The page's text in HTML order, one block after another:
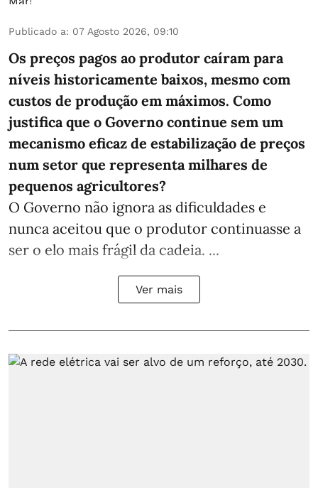
Publicado a: 07 Agosto 2026, 09:10
Os preços pagos ao produtor caíram para
níveis historicamente baixos, mesmo com
custos de produção em máximos. Como
justifica que o Governo continue sem um
mecanismo eficaz de estabilização de preços
num setor que representa milhares de
pequenos agricultores?
O Governo não ignora as dificuldades e
nunca aceitou que o produtor continuasse a
ser o elo mais frágil da cadeia. ...
Ver mais